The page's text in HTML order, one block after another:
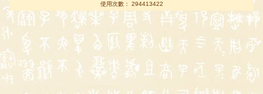
使用次數： 294413422